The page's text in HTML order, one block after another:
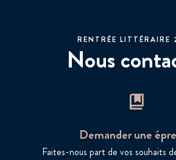
RENTRÉE LITTÉRAIRE
Nous
Demander une
Faites-nous part de vos souhaits